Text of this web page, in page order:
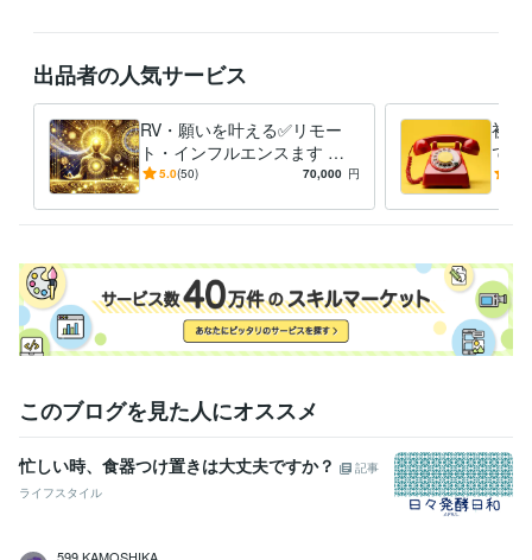
占い 遠隔透視・遠隔誘導・占い鑑定・運氣・
リモート・インフルエ
復縁 ふくえん
出品者の人気サービス
RV・願いを叶える✅リモー
ト・インフルエンスます ❤️
恋愛、復縁、仕事、金運、縁
り
5.0(50) 70,000 円
初め
でも
て、
このブログを見た人にオススメ
忙しい時、食器つけ置きは大丈夫ですか？
記事
ライフスタイル